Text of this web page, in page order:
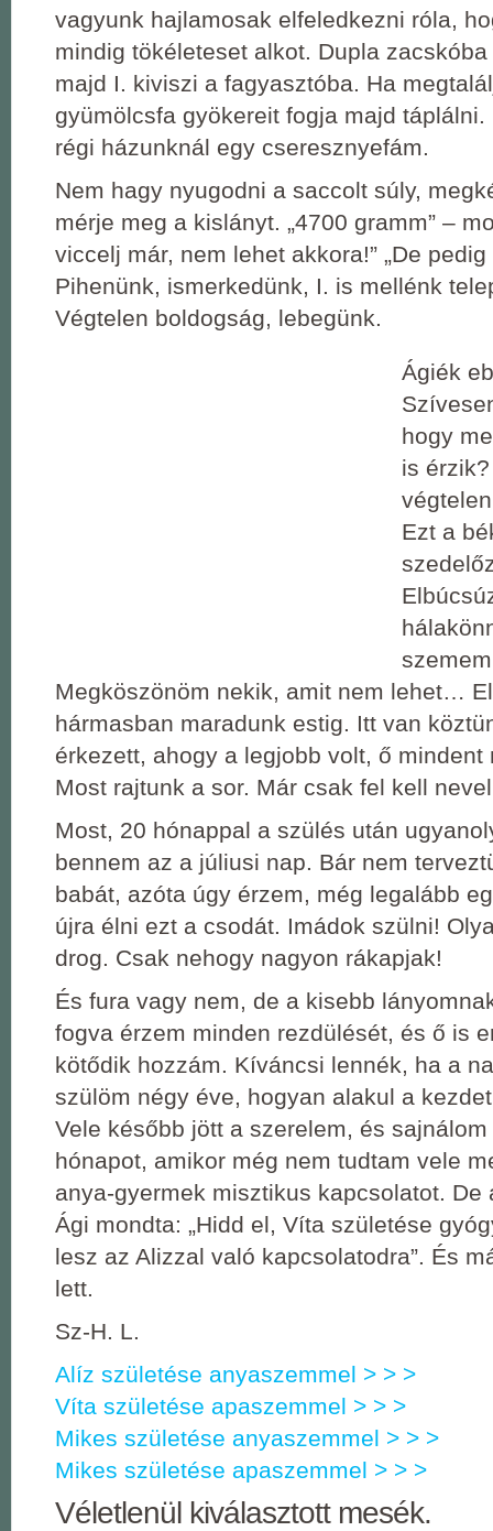
vagyunk hajlamosak elfeledkezni róla,
mindig tökéleteset alkot. Dupla
majd I. kiviszi a fagyasztóba. Ha
gyümölcsfa gyökereit fogja majd
régi házunknál egy cseresznyefám.
Nem hagy nyugodni a saccolt súly,
mérje meg a kislányt. „4700 gramm” –
viccelj már, nem lehet akkora!” „De pedig
Pihenünk, ismerkedünk, I. is mellénk
Végtelen boldogság, lebegünk.
Ágiék
hogy
is
Ezt a
Megköszönöm nekik, amit nem lehet…
hármasban maradunk estig. Itt van
érkezett, ahogy a legjobb volt, ő mindent
Most rajtunk a sor. Már csak fel kell
Most, 20 hónappal a szülés után
bennem az a júliusi nap. Bár nem
babát, azóta úgy érzem, még legalább
újra élni ezt a csodát. Imádok szülni!
drog. Csak nehogy nagyon rákapjak!
És fura vagy nem, de a kisebb
fogva érzem minden rezdülését, és ő is
kötődik hozzám. Kíváncsi lennék, ha a
szülöm négy éve, hogyan alakul a
Vele később jött a szerelem, és
hónapot, amikor még nem tudtam vele
anya-gyermek misztikus kapcsolatot. De
Ági mondta: „Hidd el, Víta születése
lesz az Alizzal való kapcsolatodra”. És
lett.
Sz-H. L.
Alíz születése anyaszemmel > > >
Víta születése apaszemmel > > >
Mikes születése anyaszemmel > > >
Mikes születése apaszemmel > > >
Véletlenül kiválasztott mesék.